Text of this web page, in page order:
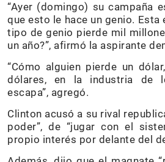
“Ayer (domingo) su campaña
que esto le hace un genio. Esta
tipo de genio pierde mil
un año?”, afirmó la aspirante
“Cómo alguien pierde un
dólares, en la industria de
escapa”, agregó.
Clinton acusó a su rival
poder”, de “jugar con el
propio interés por delante del